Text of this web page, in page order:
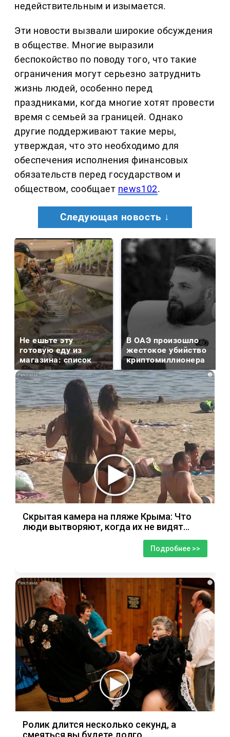
недействительным и изымается.
Эти новости вызвали широкие обсуждения
в обществе. Многие выразили
беспокойство по поводу того, что такие
ограничения могут серьезно затруднить
жизнь людей, особенно перед
праздниками, когда многие хотят провести
время с семьей за границей. Однако
другие поддерживают такие меры,
утверждая, что это необходимо для
обеспечения исполнения финансовых
обязательств перед государством и
обществом, сообщает news102.
Следующая новость ↓
Не ешьте эту
готовую еду из
магазина: список
В ОАЭ произошло
жестокое убийство
криптомиллионера
i
Скрытая камера на пляже Крыма: Что
люди вытворяют, когда их не видят...
Подробнее >>
i
Ролик длится несколько секунд, а
смеяться вы будете долго